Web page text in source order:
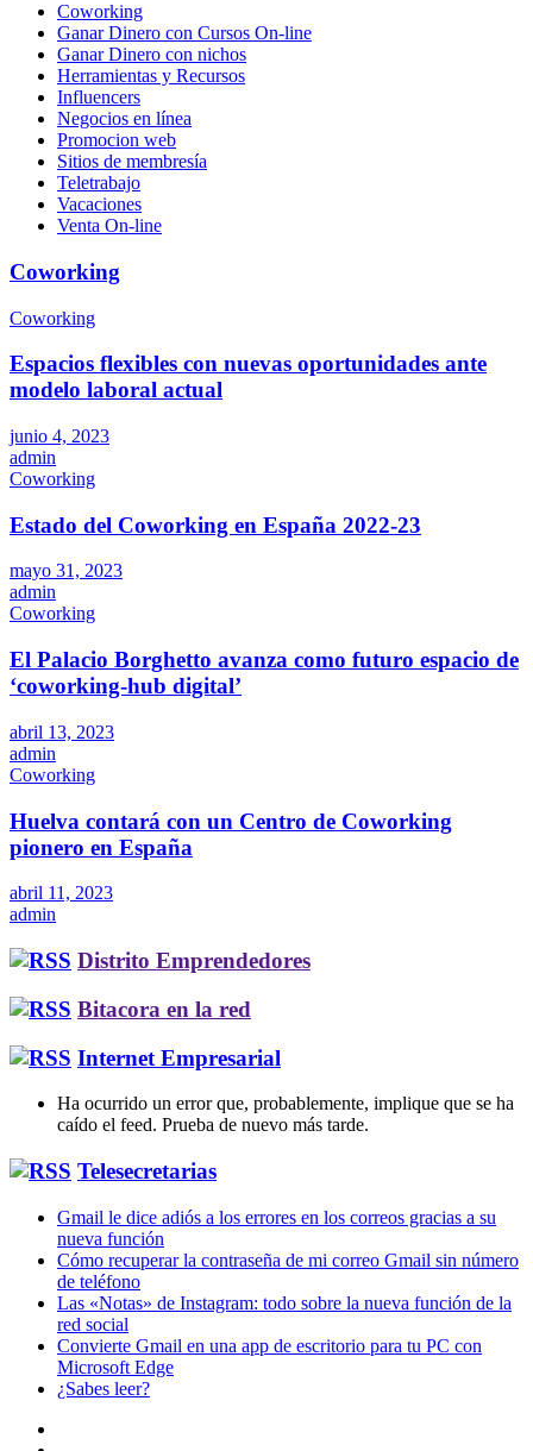
Coworking
Ganar Dinero con Cursos On-line
Ganar Dinero con nichos
Herramientas y Recursos
Influencers
Negocios en línea
Promocion web
Sitios de membresía
Teletrabajo
Vacaciones
Venta On-line
Coworking
Coworking
Espacios flexibles con nuevas oportunidades ante
modelo laboral actual
junio 4, 2023
admin
Coworking
Estado del Coworking en España 2022-23
mayo 31, 2023
admin
Coworking
El Palacio Borghetto avanza como futuro espacio de
‘coworking-hub digital’
abril 13, 2023
admin
Coworking
Huelva contará con un Centro de Coworking
pionero en España
abril 11, 2023
admin
Distrito Emprendedores
Bitacora en la red
Internet Empresarial
Ha ocurrido un error que, probablemente, implique que se ha
caído el feed. Prueba de nuevo más tarde.
Telesecretarias
Gmail le dice adiós a los errores en los correos gracias a su
nueva función
Cómo recuperar la contraseña de mi correo Gmail sin número
de teléfono
Las «Notas» de Instagram: todo sobre la nueva función de la
red social
Convierte Gmail en una app de escritorio para tu PC con
Microsoft Edge
¿Sabes leer?